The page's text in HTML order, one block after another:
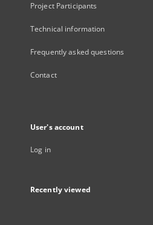
Project Participants
Technical information
Frequently asked questions
Contact
User's account
Log in
Recently viewed